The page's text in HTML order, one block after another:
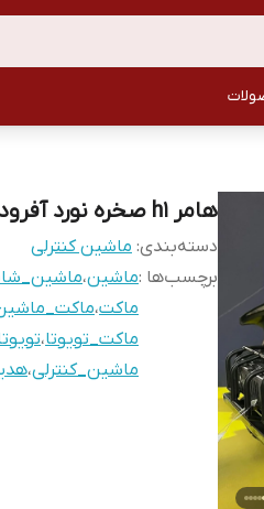
هامر h1 صخره نورد آفرود مقیاس ۱/۱۰ دو دیفرانسیل
دسته‌بندی: ماشین کنترلی
برچسب‌ها :ماشین،
ماکت،
ماکت_تویوتا،
ماشین_کنترلی،